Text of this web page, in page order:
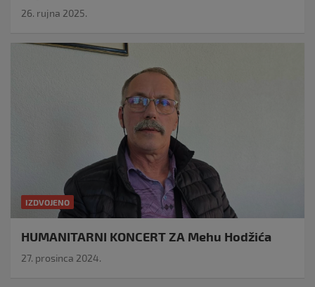
26. rujna 2025.
IZDVOJENO
HUMANITARNI KONCERT ZA Mehu Hodžića
27. prosinca 2024.